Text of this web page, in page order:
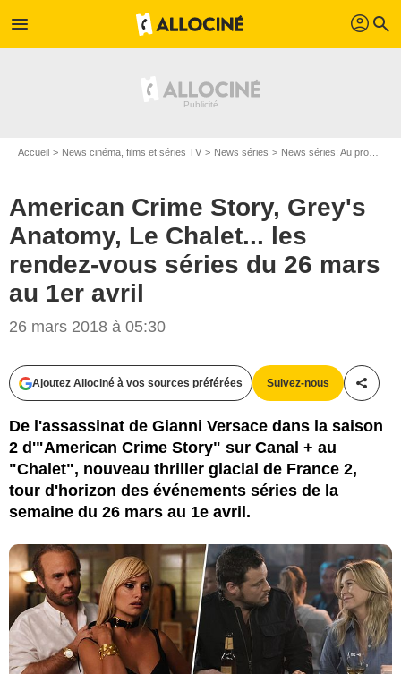
menu profil search
Accueil News cinéma, films et séries TV News séries News séries: Au programme
American Crime Story, Grey's
Anatomy, Le Chalet... les
rendez-vous séries du 26 mars
au 1er avril
26 mars 2018 à 05:30
Ajoutez Allociné à vos sources préférées Suivez-nous
De l'assassinat de Gianni Versace dans la saison
2 d'"American Crime Story" sur Canal + au
"Chalet", nouveau thriller glacial de France 2,
tour d'horizon des événements séries de la
semaine du 26 mars au 1e avril.